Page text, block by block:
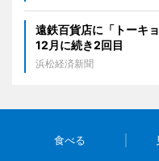
遠鉄百貨店に「トーキ
12月に続き2回目
浜松経済新聞
食べる